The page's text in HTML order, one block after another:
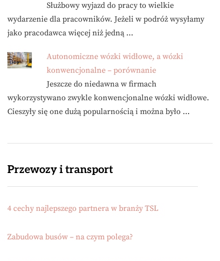
Służbowy wyjazd do pracy to wielkie
wydarzenie dla pracowników. Jeżeli w podróż wysyłamy
jako pracodawca więcej niż jedną …
Autonomiczne wózki widłowe, a wózki
konwencjonalne – porównanie
Jeszcze do niedawna w firmach
wykorzystywano zwykle konwencjonalne wózki widłowe.
Cieszyły się one dużą popularnością i można było …
Przewozy i transport
4 cechy najlepszego partnera w branży TSL
Zabudowa busów – na czym polega?